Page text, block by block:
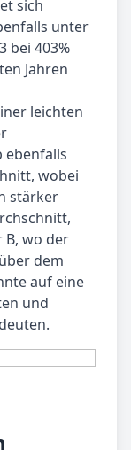
sich
unter
bei 403%
Jahren
leichten
ebenfalls
wobei
stärker
B, wo der
dem
auf eine
und